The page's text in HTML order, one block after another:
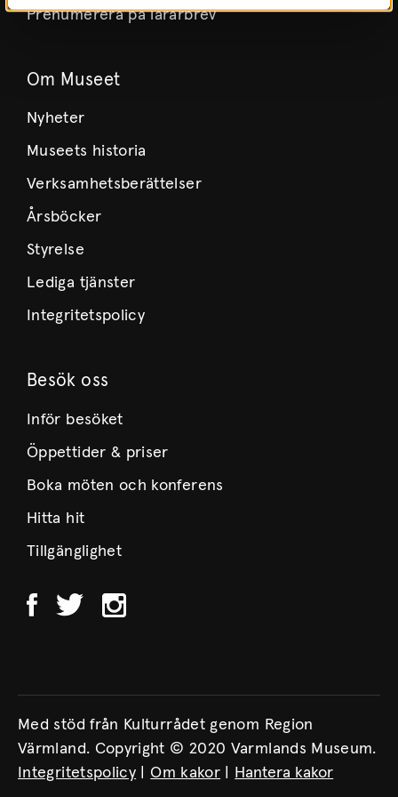
Prenumerera på lärarbrev
Om Museet
Nyheter
Museets historia
Verksamhetsberättelser
Årsböcker
Styrelse
Lediga tjänster
Integritetspolicy
Besök oss
Inför besöket
Öppettider & priser
Boka möten och konferens
Hitta hit
Tillgänglighet
Med stöd från Kulturrådet genom Region
Värmland. Copyright © 2020 Varmlands Museum.
Integritetspolicy
Om kakor Hantera kakor